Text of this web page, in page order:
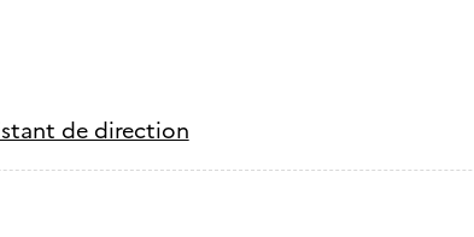
de direction